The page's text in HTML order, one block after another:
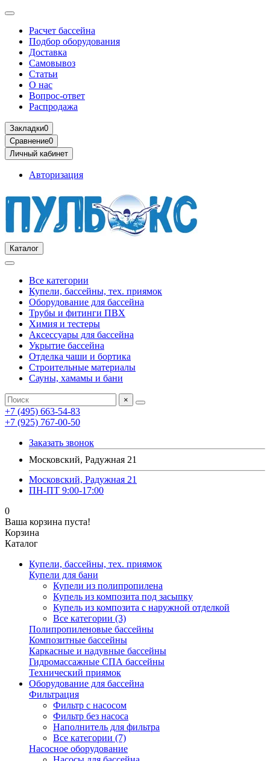
Расчет бассейна
Подбор оборудования
Доставка
Самовывоз
Статьи
О нас
Вопрос-ответ
Распродажа
Закладки0
Сравнение0
Личный кабинет
Авторизация
Каталог
Все категории
Купели, бассейны, тех. приямок
Оборудование для бассейна
Трубы и фитинги ПВХ
Химия и тестеры
Аксессуары для бассейна
Укрытие бассейна
Отделка чаши и бортика
Строительные материалы
Сауны, хамамы и бани
×
+7 (495) 663-54-83
+7 (925) 767-00-50
Заказать звонок
Московский, Радужная 21
Московский, Радужная 21
ПН-ПТ 9:00-17:00
0
Ваша корзина пуста!
Корзина
Каталог
Купели, бассейны, тех. приямок
Купели для бани
Купели из полипропилена
Купель из композита под засыпку
Купель из композита с наружной отделкой
Все категории (3)
Полипропиленовые бассейны
Композитные бассейны
Каркасные и надувные бассейны
Гидромассажные СПА бассейны
Технический приямок
Оборудование для бассейна
Фильтрация
Фильтр с насосом
Фильтр без насоса
Наполнитель для фильтра
Все категории (7)
Насосное оборудование